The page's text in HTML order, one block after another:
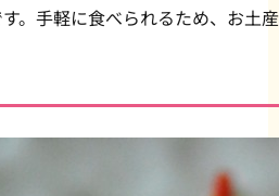
。手軽に食べられるため、お土